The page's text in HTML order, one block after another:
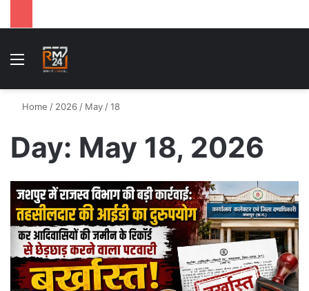
Menu
Home / 2026 / May /18
Day: May 18, 2026